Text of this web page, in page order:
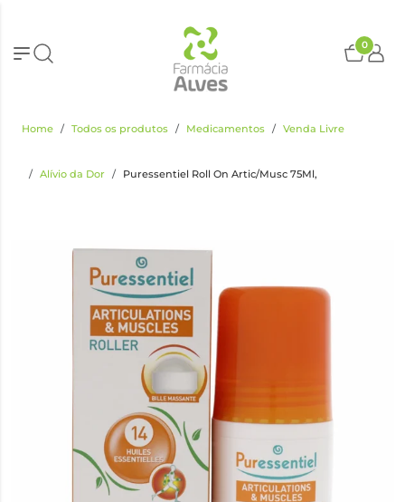
0
Home Todos os produtos Medicamentos Venda Livre
Alívio da Dor Puressentiel Roll On Artic/Musc 75Ml,